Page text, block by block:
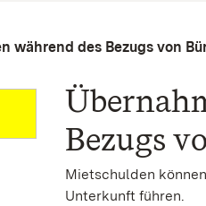
während des Bezugs von
Bezugs
Mietschulden
Unterkunft führen.